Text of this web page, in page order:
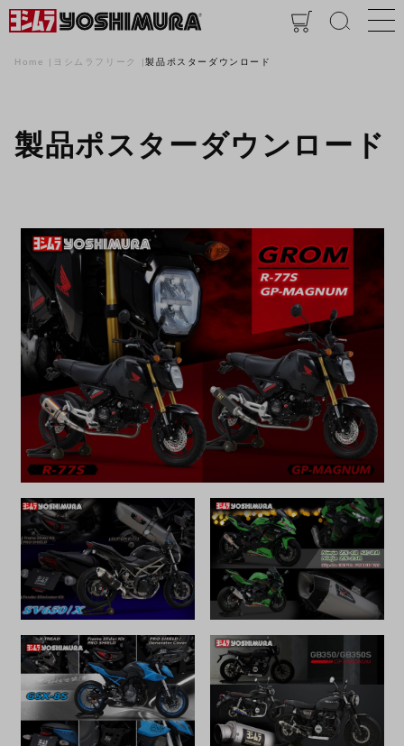
Home ヨシムラフリーク 製品ポスターダウンロード
製品ポスターダウンロード